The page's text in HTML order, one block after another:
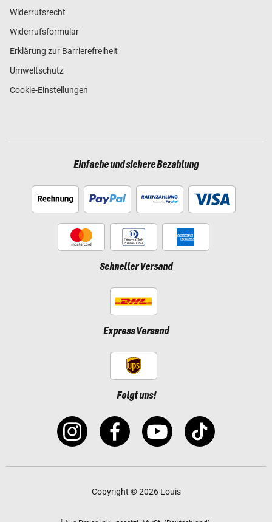
Widerrufsrecht
Widerrufsformular
Erklärung zur Barrierefreiheit
Umweltschutz
Cookie-Einstellungen
Einfache und sichere Bezahlung
Schneller Versand
Express Versand
Folgt uns!
Copyright © 2026 Louis